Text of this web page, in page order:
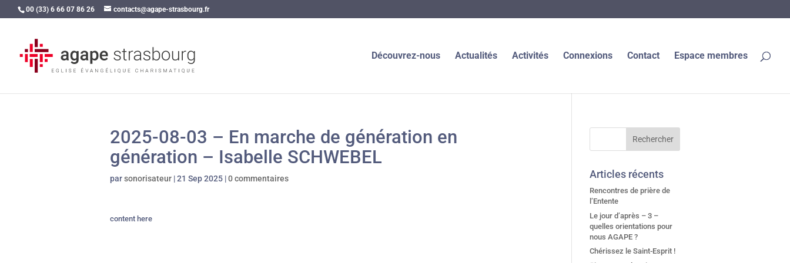
00 (33) 6 66 07 86 26 contacts@agape-strasbourg.fr
Découvrez-nous Actualités Activités Connexions Contact Espace membres
2025-08-03 – En marche de génération en
génération – Isabelle SCHWEBEL
parsonorisateur |21 Sep 2025 |0 commentaires
content here
Articles récents
Rencontres de prière de
l’Entente
Le jour d’après – 3 –
quelles orientations pour
nous AGAPE ?
Chérissez le Saint-Esprit !